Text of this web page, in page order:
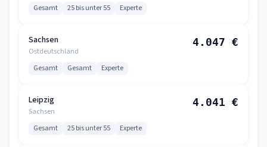
Gesamt 25 bis unter 55 Experte
Sachsen
Ostdeutschland
4.047 €
Gesamt Gesamt Experte
Leipzig
Sachsen
4.041 €
Gesamt 25 bis unter 55 Experte